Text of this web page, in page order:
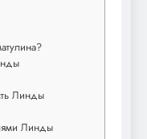
Линды
Линды